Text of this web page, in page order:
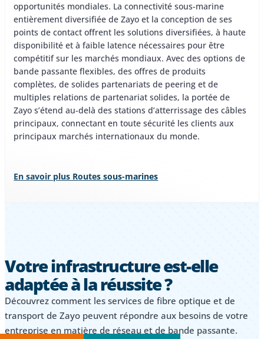
opportunités mondiales. La connectivité sous-marine
entièrement diversifiée de Zayo et la conception de ses
points de contact offrent les solutions diversifiées, à haute
disponibilité et à faible latence nécessaires pour être
compétitif sur les marchés mondiaux. Avec des options de
bande passante flexibles, des offres de produits
complètes, de solides partenariats de peering et de
multiples relations de partenariat solides, la portée de
Zayo s’étend au-delà des stations d’atterrissage des câbles
principaux, connectant en toute sécurité les clients aux
principaux marchés internationaux du monde.
En savoir plus Routes sous-marines
Votre infrastructure est-elle
adaptée à la réussite ?
Découvrez comment les services de fibre optique et de
transport de Zayo peuvent répondre aux besoins de votre
entreprise en matière de réseau et de bande passante.